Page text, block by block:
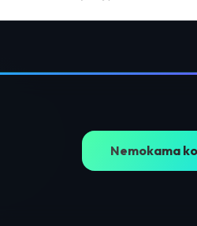
Nemokama